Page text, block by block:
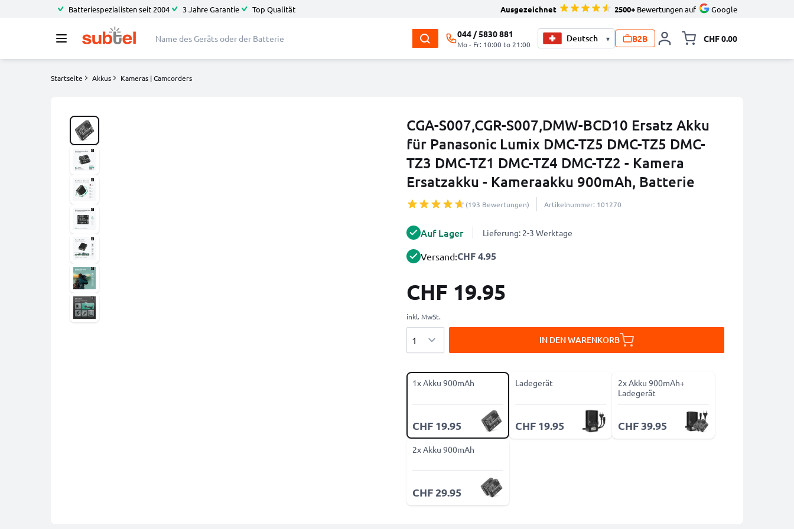
Batteriespezialisten seit 2004 3 Jahre Garantie Top Qualität Ausgezeichnet 2500+ Bewertungen auf Google
044 / 5830 881
Mo - Fr: 10:00 to 21:00
▾ B2B CHF 0.00
Startseite Akkus Kameras | Camcorders
CGA-S007,CGR-S007,DMW-BCD10 Ersatz Akku
für Panasonic Lumix DMC-TZ5 DMC-TZ5 DMC-
TZ3 DMC-TZ1 DMC-TZ4 DMC-TZ2 - Kamera
Ersatzakku - Kameraakku 900mAh, Batterie
(193 Bewertungen) Artikelnummer: 101270
Auf Lager Lieferung: 2-3 Werktage
Versand:CHF 4.95
CHF 19.95
inkl. MwSt.
IN DEN WARENKORB
1x Akku 900mAh
CHF 19.95
Ladegerät
CHF 19.95
2x Akku 900mAh+
Ladegerät
CHF 39.95
2x Akku 900mAh
CHF 29.95